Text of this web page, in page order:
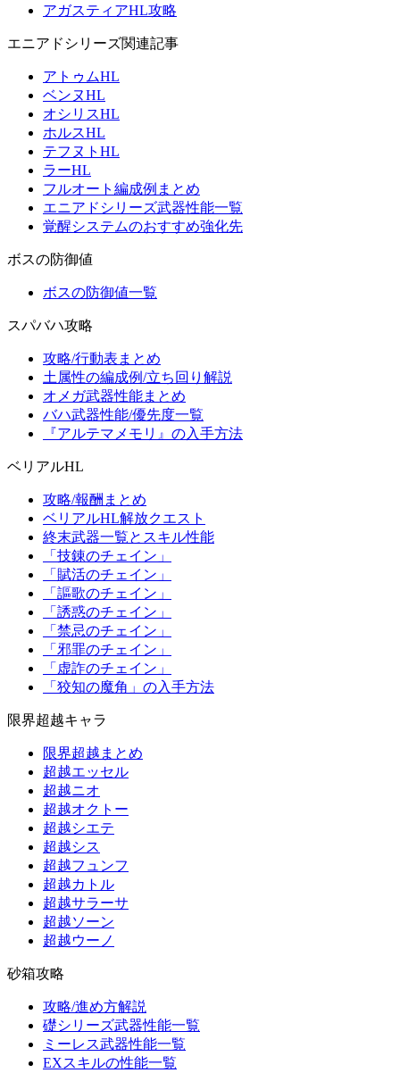
アガスティアHL攻略
エニアドシリーズ関連記事
アトゥムHL
ベンヌHL
オシリスHL
ホルスHL
テフヌトHL
ラーHL
フルオート編成例まとめ
エニアドシリーズ武器性能一覧
覚醒システムのおすすめ強化先
ボスの防御値
ボスの防御値一覧
スパバハ攻略
攻略/行動表まとめ
土属性の編成例/立ち回り解説
オメガ武器性能まとめ
バハ武器性能/優先度一覧
『アルテマメモリ』の入手方法
ベリアルHL
攻略/報酬まとめ
ベリアルHL解放クエスト
終末武器一覧とスキル性能
「技錬のチェイン」
「賦活のチェイン」
「謳歌のチェイン」
「誘惑のチェイン」
「禁忌のチェイン」
「邪罪のチェイン」
「虚詐のチェイン」
「狡知の魔角」の入手方法
限界超越キャラ
限界超越まとめ
超越エッセル
超越ニオ
超越オクトー
超越シエテ
超越シス
超越フュンフ
超越カトル
超越サラーサ
超越ソーン
超越ウーノ
砂箱攻略
攻略/進め方解説
礎シリーズ武器性能一覧
ミーレス武器性能一覧
EXスキルの性能一覧